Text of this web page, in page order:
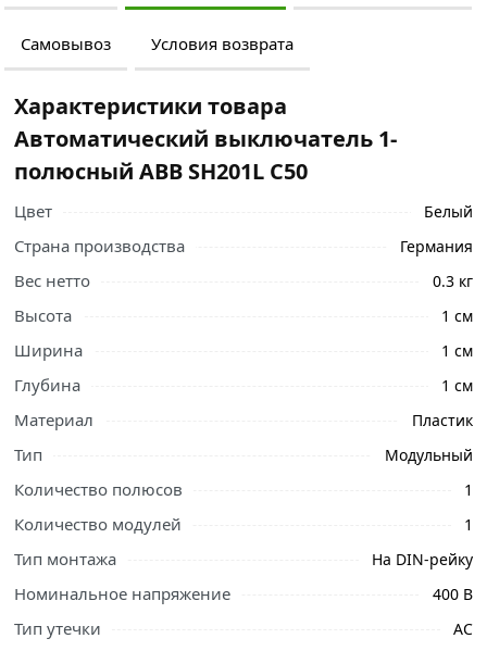
Самовывоз Условия возврата
Ознакомьтесь с подробными характеристиками,
Характеристики товара
Автоматический выключатель 1-
полюсный ABB SH201L C50
Цвет Белый
Страна производства Германия
Вес нетто 0.3 кг
Высота 1 см
Ширина 1 см
Глубина 1 см
Материал Пластик
Тип Модульный
Количество полюсов 1
Количество модулей 1
Тип монтажа На DIN-рейку
Номинальное напряжение 400 В
Тип утечки АС